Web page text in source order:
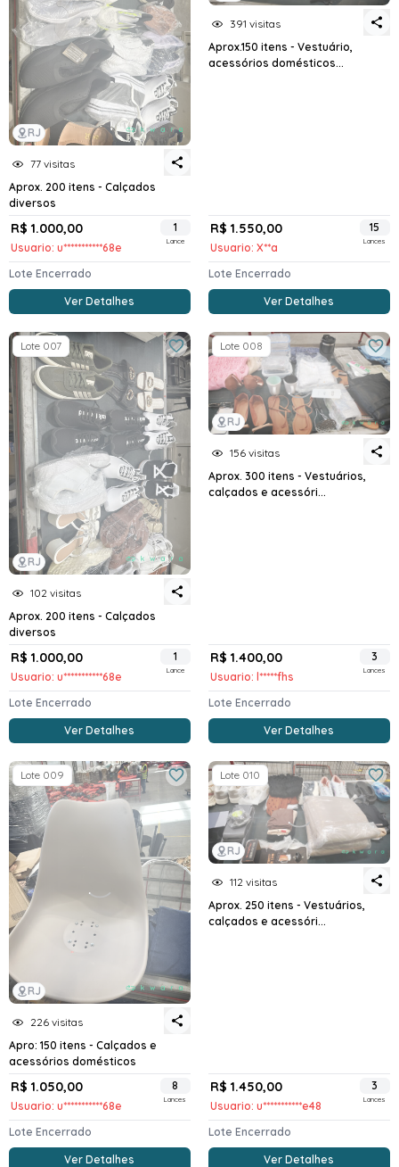
RJ
77 visitas
Aprox. 200 itens - Calçados
diversos
R$ 1.000,00
Usuario: u***********68e
1
Lance
Lote Encerrado
Ver Detalhes
391 visitas
Aprox.150 itens - Vestuário,
acessórios domésticos...
R$ 1.550,00
Usuario: X**a
15
Lances
Lote Encerrado
Ver Detalhes
RJ
Lote 007
102 visitas
Aprox. 200 itens - Calçados
diversos
R$ 1.000,00
Usuario: u***********68e
1
Lance
Lote Encerrado
Ver Detalhes
RJ
Lote 008
156 visitas
Aprox. 300 itens - Vestuários,
calçados e acessóri...
R$ 1.400,00
Usuario: l*****fhs
3
Lances
Lote Encerrado
Ver Detalhes
RJ
Lote 009
226 visitas
Apro: 150 itens - Calçados e
acessórios domésticos
R$ 1.050,00
Usuario: u***********68e
8
Lances
Lote Encerrado
Ver Detalhes
RJ
Lote 010
112 visitas
Aprox. 250 itens - Vestuários,
calçados e acessóri...
R$ 1.450,00
Usuario: u***********e48
3
Lances
Lote Encerrado
Ver Detalhes